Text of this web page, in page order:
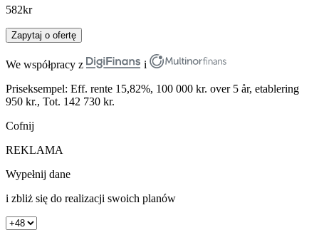
582kr
Zapytaj o ofertę
We współpracy z
i
Priseksempel: Eff. rente 15,82%, 100 000 kr. over 5 år, etablering
950 kr., Tot. 142 730 kr.
Cofnij
REKLAMA
Wypełnij dane
i zbliż się do realizacji swoich planów